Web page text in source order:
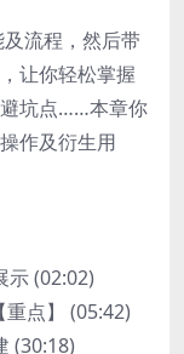
流程，然后带
让你轻松掌握
坑点……本章你
作及衍生用
示 (02:02)
点】 (05:42)
(30:18)